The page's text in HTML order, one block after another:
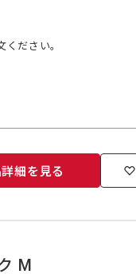
ださい。
細を見る
M